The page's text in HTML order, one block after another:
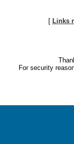
[ Links
For security